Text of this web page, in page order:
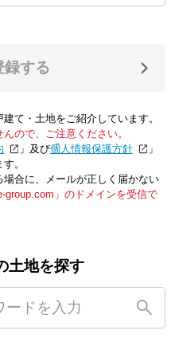
録する
て・土地をご紹介しています。
ので、ご注意ください。
」及び「個人情報保護方針
」
。
場合に、メールが正しく届かない
group.com」のドメインを受信で
土地を探す